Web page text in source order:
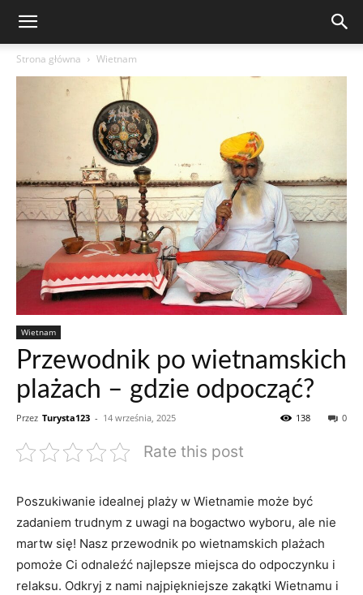
Strona główna Wietnam
Wietnam
Przewodnik po wietnamskich
plażach – gdzie odpocząć?
Przez Turysta123 - 14 września, 2025 0
138
Rate this post
Poszukiwanie idealnej ⁤plaży w Wietnamie może być
zadaniem ‌trudnym z uwagi na bogactwo wyboru, ale nie
martw​ się! Nasz przewodnik po wietnamskich plażach
pomoże Ci odnaleźć najlepsze miejsca do odpoczynku i
relaksu. Odkryj z nami najpiękniejsze zakątki Wietnamu i